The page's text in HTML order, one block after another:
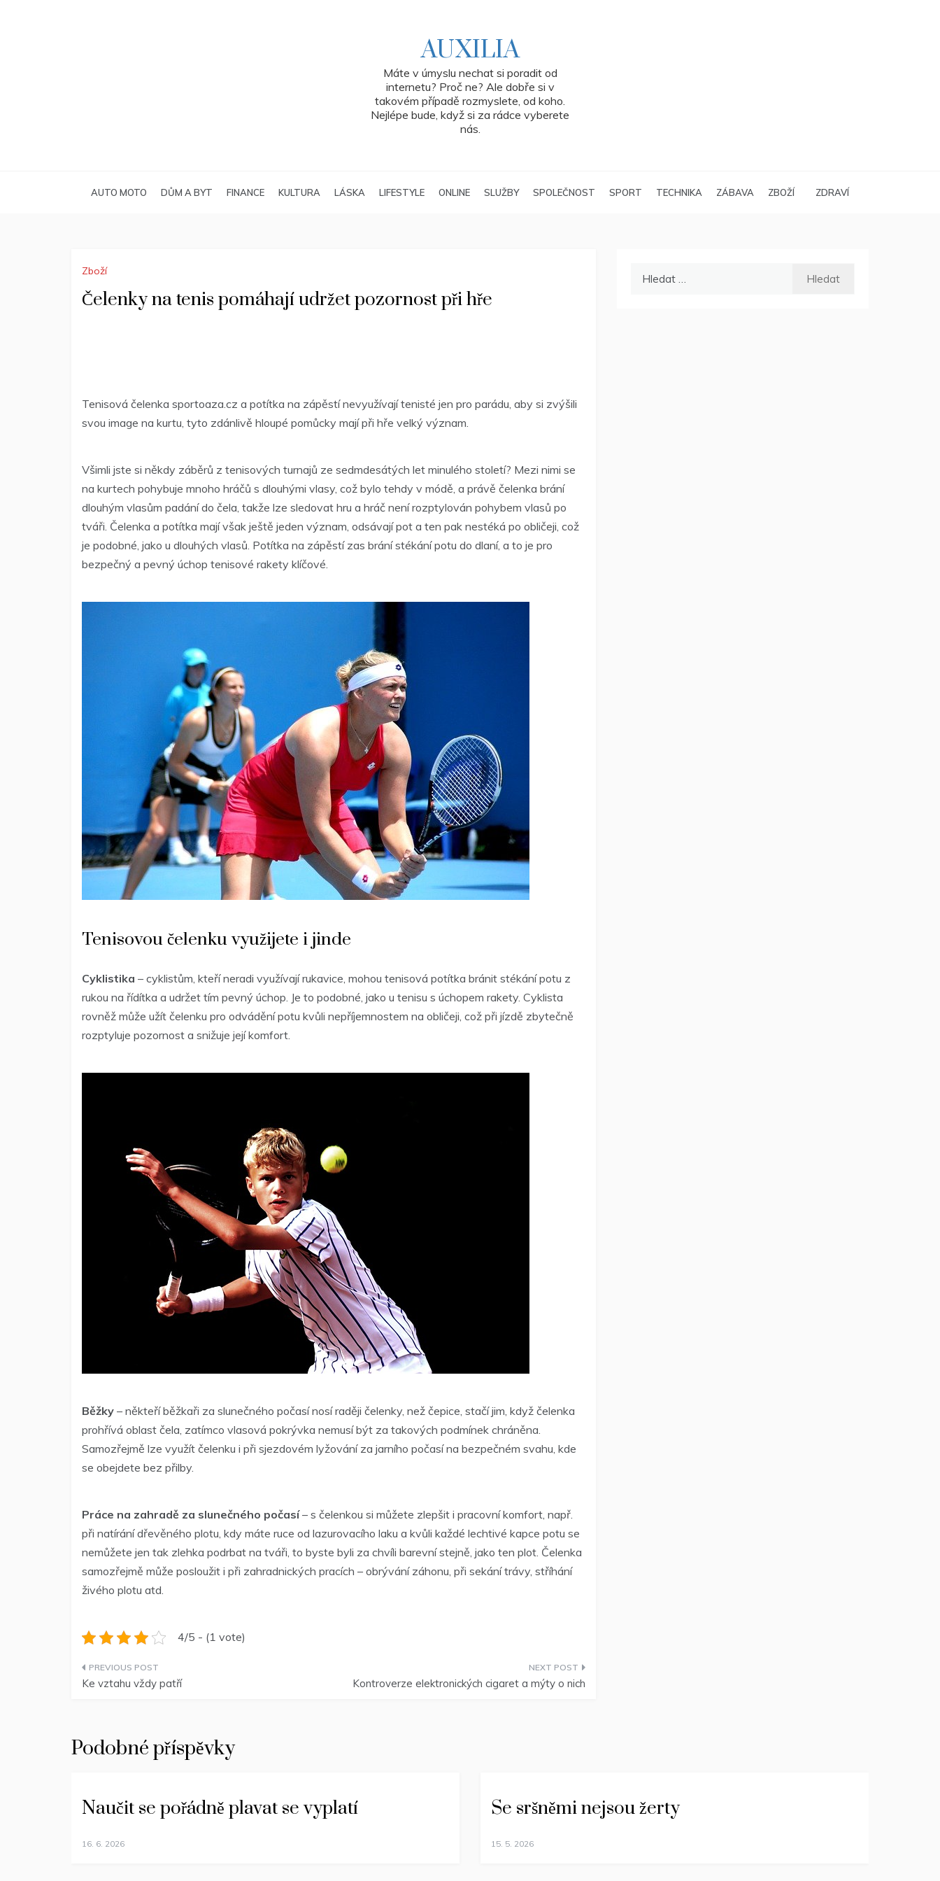
AUXILIA
Máte v úmyslu nechat si poradit od
internetu? Proč ne? Ale dobře si v
takovém případě rozmyslete, od koho.
Nejlépe bude, když si za rádce vyberete
nás.
AUTO MOTO DŮM A BYT FINANCE KULTURA LÁSKA LIFESTYLE ONLINE SLUŽBY SPOLEČNOST SPORT TECHNIKA ZÁBAVA ZBOŽÍ ZDRAVÍ
Zboží
Čelenky na tenis pomáhají udržet pozornost při hře
Tenisová čelenka sportoaza.cz a potítka na zápěstí nevyužívají tenisté jen pro parádu, aby si zvýšili
svou image na kurtu, tyto zdánlivě hloupé pomůcky mají při hře velký význam.
Všimli jste si někdy záběrů z tenisových turnajů ze sedmdesátých let minulého století? Mezi nimi se
na kurtech pohybuje mnoho hráčů s dlouhými vlasy, což bylo tehdy v módě, a právě čelenka brání
dlouhým vlasům padání do čela, takže lze sledovat hru a hráč není rozptylován pohybem vlasů po
tváři. Čelenka a potítka mají však ještě jeden význam, odsávají pot a ten pak nestéká po obličeji, což
je podobné, jako u dlouhých vlasů. Potítka na zápěstí zas brání stékání potu do dlaní, a to je pro
bezpečný a pevný úchop tenisové rakety klíčové.
Tenisovou čelenku využijete i jinde
Cyklistika – cyklistům, kteří neradi využívají rukavice, mohou tenisová potítka bránit stékání potu z
rukou na řídítka a udržet tím pevný úchop. Je to podobné, jako u tenisu s úchopem rakety. Cyklista
rovněž může užít čelenku pro odvádění potu kvůli nepříjemnostem na obličeji, což při jízdě zbytečně
rozptyluje pozornost a snižuje její komfort.
Běžky – někteří běžkaři za slunečného počasí nosí raději čelenky, než čepice, stačí jim, když čelenka
prohřívá oblast čela, zatímco vlasová pokrývka nemusí být za takových podmínek chráněna.
Samozřejmě lze využít čelenku i při sjezdovém lyžování za jarního počasí na bezpečném svahu, kde
se obejdete bez přilby.
Práce na zahradě za slunečného počasí– s čelenkou si můžete zlepšit i pracovní komfort, např.
při natírání dřevěného plotu, kdy máte ruce od lazurovacího laku a kvůli každé lechtivé kapce potu se
nemůžete jen tak zlehka podrbat na tváři, to byste byli za chvíli barevní stejně, jako ten plot. Čelenka
samozřejmě může posloužit i při zahradnických pracích – obrývání záhonu, při sekání trávy, stříhání
živého plotu atd.
4/5 - (1 vote)
Navigace
Ke vztahu vždy patří Kontroverze elektronických cigaret a mýty o nich
Podobné příspěvky
Naučit se pořádně plavat se vyplatí
16. 6. 2026
Se sršněmi nejsou žerty
15. 5. 2026